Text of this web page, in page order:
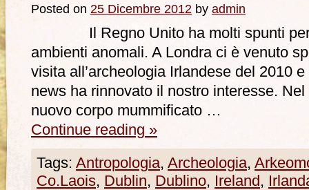
Posted on 25 Dicembre 2012 by admin
Il Regno Unito ha molti spunti per
ambienti anomali. A Londra ci è venuto
visita all’archeologia Irlandese del 2010
news ha rinnovato il nostro interesse.
nuovo corpo mummificato …
Continue reading »
Tags: Antropologia, Archeologia,
Co.Laois, Dublin, Dublino, Ireland ,